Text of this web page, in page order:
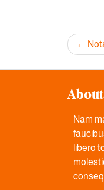
Nam
libero